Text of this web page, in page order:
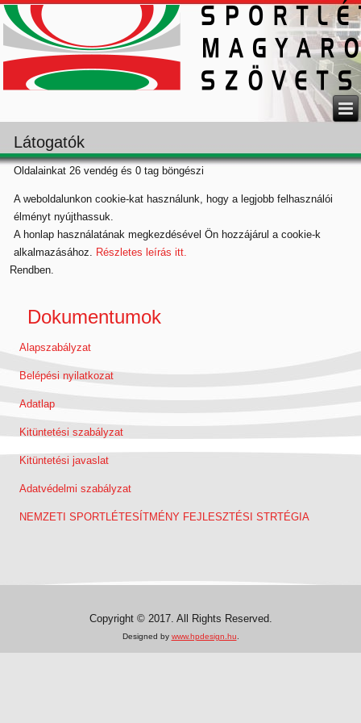
Látogatók
Oldalainkat 26 vendég és 0 tag böngészi
A weboldalunkon cookie-kat használunk, hogy a legjobb felhasználói
élményt nyújthassuk.
A honlap használatának megkezdésével Ön hozzájárul a cookie-k
alkalmazásához. Részletes leírás itt.
Rendben.
Dokumentumok
Alapszabályzat
Belépési nyilatkozat
Adatlap
Kitüntetési szabályzat
Kitüntetési javaslat
Adatvédelmi szabályzat
NEMZETI SPORTLÉTESÍTMÉNY FEJLESZTÉSI STRTÉGIA
Copyright © 2017. All Rights Reserved.
Designed by www.hpdesign.hu